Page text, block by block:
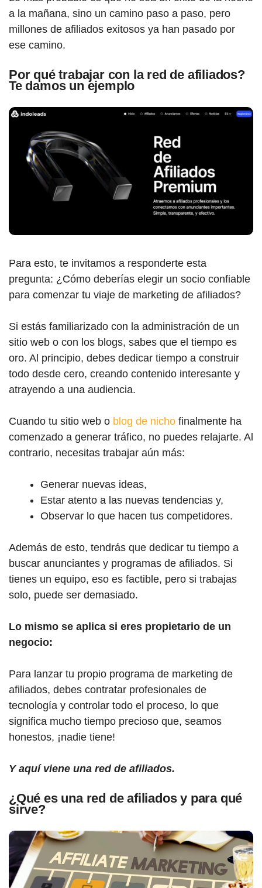
a la mañana, sino un camino paso a paso, pero
millones de afiliados exitosos ya han pasado por
ese camino.
Por qué trabajar con la red de afiliados?
Te damos un ejemplo
Para esto, te invitamos a responderte esta
pregunta: ¿Cómo deberías elegir un socio confiable
para comenzar tu viaje de marketing de afiliados?
Si estás familiarizado con la administración de un
sitio web o con los blogs, sabes que el tiempo es
oro. Al principio, debes dedicar tiempo a construir
todo desde cero, creando contenido interesante y
atrayendo a una audiencia.
Cuando tu sitio web o blog de nicho finalmente ha
comenzado a generar tráfico, no puedes relajarte. Al
contrario, necesitas trabajar aún más:
Generar nuevas ideas,
Estar atento a las nuevas tendencias y,
Observar lo que hacen tus competidores.
Además de esto, tendrás que dedicar tu tiempo a
buscar anunciantes y programas de afiliados. Si
tienes un equipo, eso es factible, pero si trabajas
solo, puede ser demasiado.
Lo mismo se aplica si eres propietario de un
negocio:
Para lanzar tu propio programa de marketing de
afiliados, debes contratar profesionales de
tecnología y controlar todo el proceso, lo que
significa mucho tiempo precioso que, seamos
honestos, ¡nadie tiene!
Y aquí viene una red de afiliados.
¿Qué es una red de afiliados y para qué
sirve?